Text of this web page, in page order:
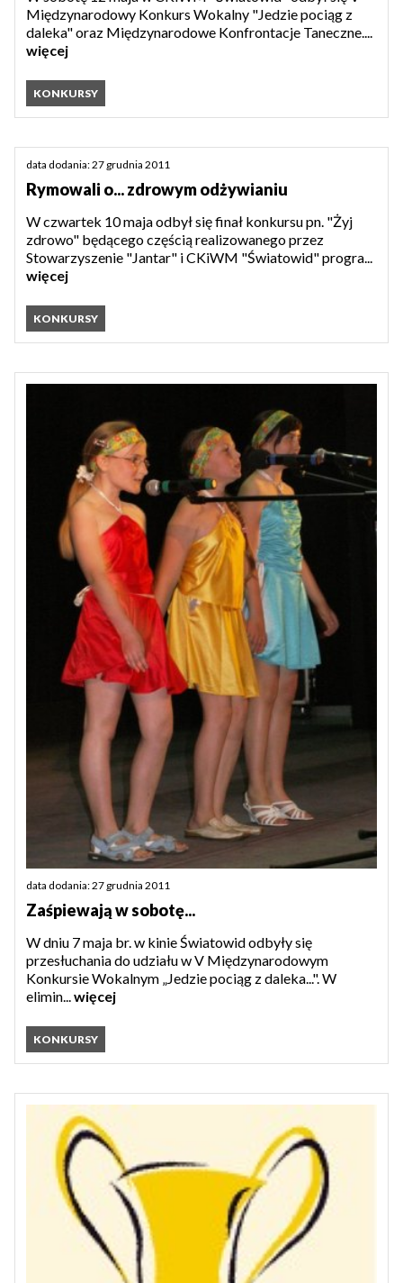
Międzynarodowy Konkurs Wokalny "Jedzie pociąg z
daleka" oraz Międzynarodowe Konfrontacje Taneczne....
więcej
KONKURSY
data dodania: 27 grudnia 2011
Rymowali o... zdrowym odżywianiu
W czwartek 10 maja odbył się finał konkursu pn. "Żyj
zdrowo" będącego częścią realizowanego przez
Stowarzyszenie "Jantar" i CKiWM "Światowid" progra...
więcej
KONKURSY
data dodania: 27 grudnia 2011
Zaśpiewają w sobotę...
W dniu 7 maja br. w kinie Światowid odbyły się
przesłuchania do udziału w V Międzynarodowym
Konkursie Wokalnym „Jedzie pociąg z daleka...". W
elimin...więcej
KONKURSY